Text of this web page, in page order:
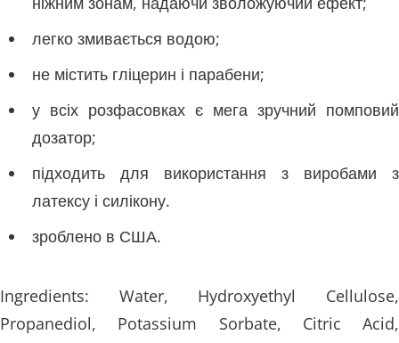
легко змивається водою;
не містить гліцерин і парабени;
у всіх розфасовках є мега зручний помповий
дозатор;
підходить для використання з виробами з
латексу і силікону.
зроблено в США.
Ingredients: Water, Hydroxyethyl Cellulose,
Propanediol, Potassium Sorbate, Citric Acid,